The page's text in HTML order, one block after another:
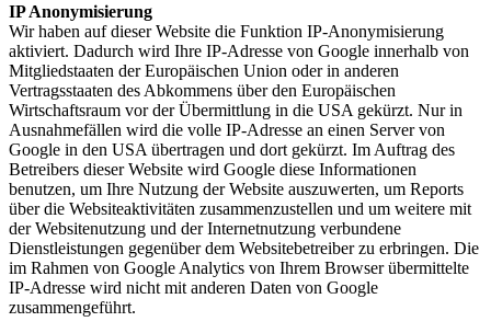
IP Anonymisierung
Wir haben auf dieser Website die Funktion IP-Anonymisierung
aktiviert. Dadurch wird Ihre IP-Adresse von Google innerhalb von
Mitgliedstaaten der Europäischen Union oder in anderen
Vertragsstaaten des Abkommens über den Europäischen
Wirtschaftsraum vor der Übermittlung in die USA gekürzt. Nur in
Ausnahmefällen wird die volle IP-Adresse an einen Server von
Google in den USA übertragen und dort gekürzt. Im Auftrag des
Betreibers dieser Website wird Google diese Informationen
benutzen, um Ihre Nutzung der Website auszuwerten, um Reports
über die Websiteaktivitäten zusammenzustellen und um weitere mit
der Websitenutzung und der Internetnutzung verbundene
Dienstleistungen gegenüber dem Websitebetreiber zu erbringen. Die
im Rahmen von Google Analytics von Ihrem Browser übermittelte
IP-Adresse wird nicht mit anderen Daten von Google
zusammengeführt.